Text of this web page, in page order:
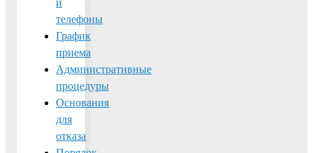
телефоны
График
приема
Административные
процедуры
Основания
для
отказа